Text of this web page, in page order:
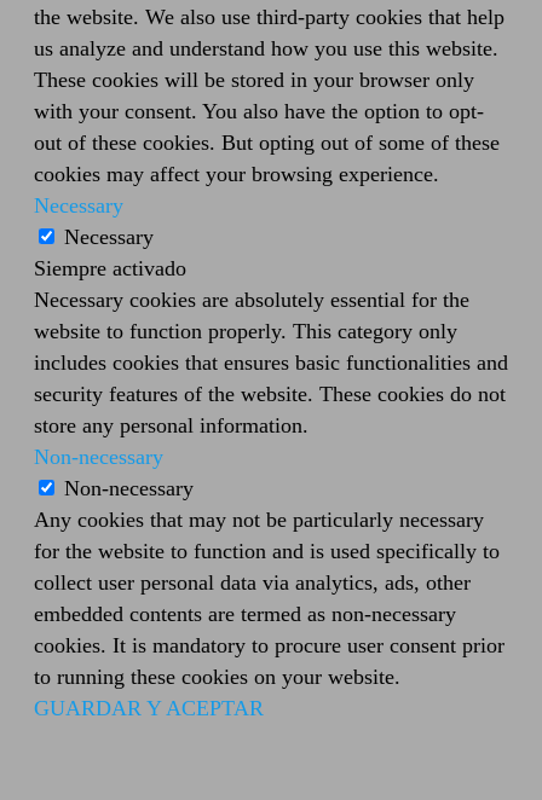
the website. We also use third-party cookies that help
us analyze and understand how you use this website.
These cookies will be stored in your browser only
with your consent. You also have the option to opt-
out of these cookies. But opting out of some of these
cookies may affect your browsing experience.
Necessary
Necessary
Siempre activado
Necessary cookies are absolutely essential for the
website to function properly. This category only
includes cookies that ensures basic functionalities and
security features of the website. These cookies do not
store any personal information.
Non-necessary
Non-necessary
Any cookies that may not be particularly necessary
for the website to function and is used specifically to
collect user personal data via analytics, ads, other
embedded contents are termed as non-necessary
cookies. It is mandatory to procure user consent prior
to running these cookies on your website.
GUARDAR Y ACEPTAR